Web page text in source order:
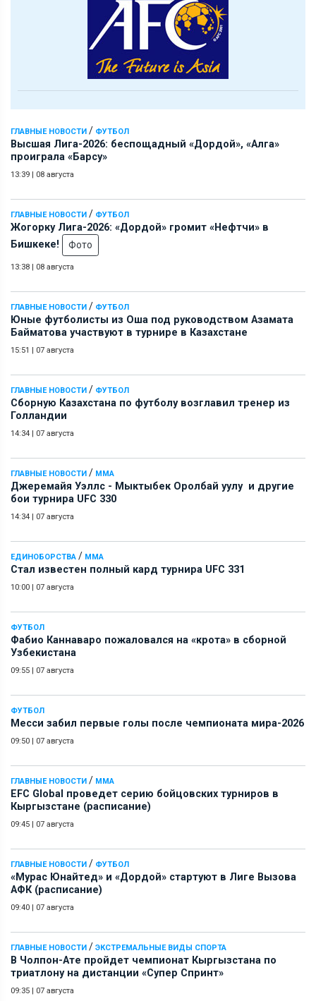
ГЛАВНЫЕ НОВОСТИ / ФУТБОЛ
Высшая Лига-2026: беспощадный «Дордой», «Алга»
проиграла «Барсу»
13:39 | 08 августа
ГЛАВНЫЕ НОВОСТИ / ФУТБОЛ
Жогорку Лига-2026: «Дордой» громит «Нефтчи» в
Бишкеке!
Фото
13:38 | 08 августа
ГЛАВНЫЕ НОВОСТИ / ФУТБОЛ
Юные футболисты из Оша под руководством Азамата
Байматова участвуют в турнире в Казахстане
15:51 | 07 августа
ГЛАВНЫЕ НОВОСТИ / ФУТБОЛ
Сборную Казахстана по футболу возглавил тренер из
Голландии
14:34 | 07 августа
ГЛАВНЫЕ НОВОСТИ / ММА
Джеремайя Уэллс - Мыктыбек Оролбай уулу и другие
бои турнира UFC 330
14:34 | 07 августа
ЕДИНОБОРСТВА / ММА
Стал известен полный кард турнира UFC 331
10:00 | 07 августа
ФУТБОЛ
Фабио Каннаваро пожаловался на «крота» в сборной
Узбекистана
09:55 | 07 августа
ФУТБОЛ
Месси забил первые голы после чемпионата мира-2026
09:50 | 07 августа
ГЛАВНЫЕ НОВОСТИ / ММА
EFC Global проведет серию бойцовских турниров в
Кыргызстане (расписание)
09:45 | 07 августа
ГЛАВНЫЕ НОВОСТИ / ФУТБОЛ
«Мурас Юнайтед» и «Дордой» стартуют в Лиге Вызова
АФК (расписание)
09:40 | 07 августа
ГЛАВНЫЕ НОВОСТИ / ЭКСТРЕМАЛЬНЫЕ ВИДЫ СПОРТА
В Чолпон-Ате пройдет чемпионат Кыргызстана по
триатлону на дистанции «Супер Спринт»
09:35 | 07 августа